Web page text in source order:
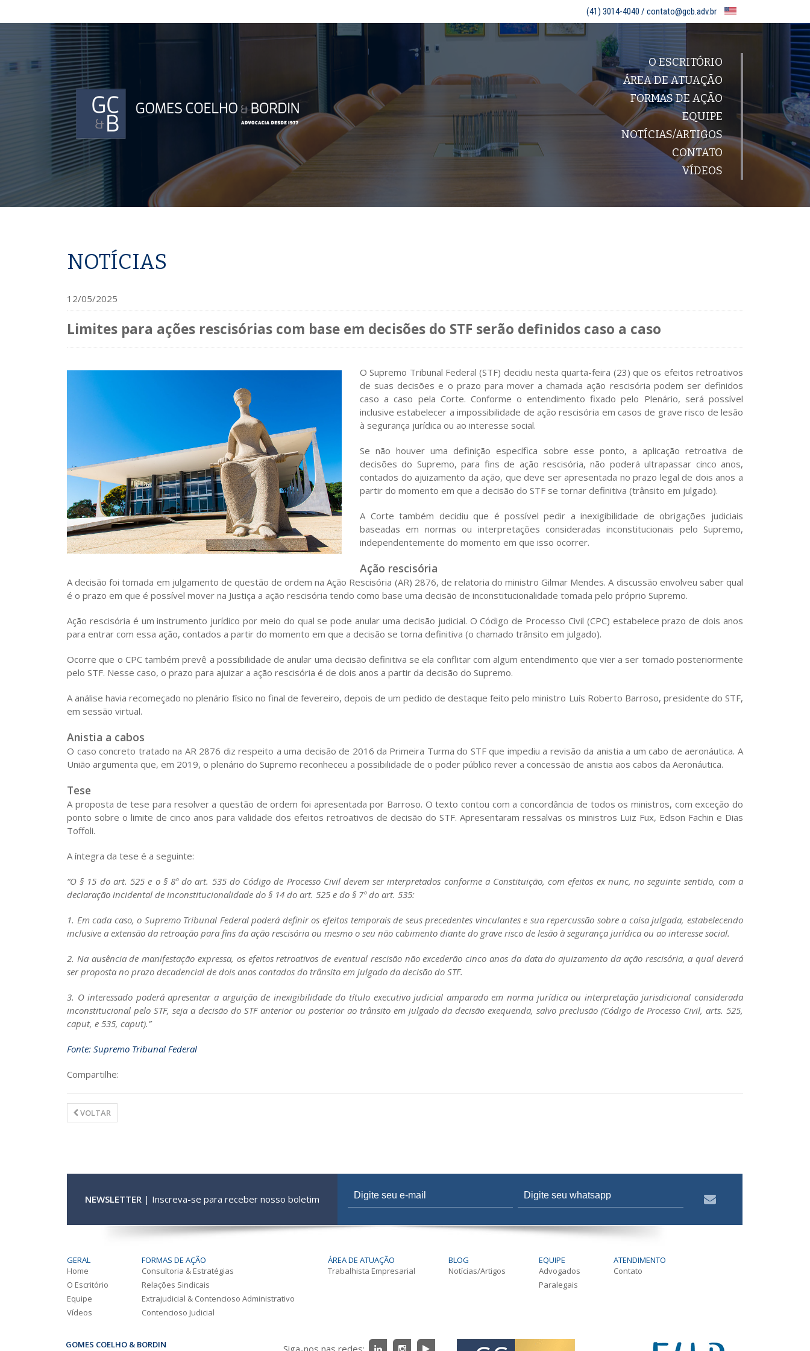
(41) 3014-4040 / contato@gcb.adv.br
O ESCRITÓRIO
ÁREA DE ATUAÇÃO
FORMAS DE AÇÃO
EQUIPE
NOTÍCIAS/ARTIGOS
CONTATO
VÍDEOS
NOTÍCIAS
12/05/2025
Limites para ações rescisórias com base em decisões do STF serão definidos caso a caso
O Supremo Tribunal Federal (STF) decidiu nesta quarta-feira (23) que os efeitos retroativos
de suas decisões e o prazo para mover a chamada ação rescisória podem ser definidos
caso a caso pela Corte. Conforme o entendimento fixado pelo Plenário, será possível
inclusive estabelecer a impossibilidade de ação rescisória em casos de grave risco de lesão
à segurança jurídica ou ao interesse social.
Se não houver uma definição específica sobre esse ponto, a aplicação retroativa de
decisões do Supremo, para fins de ação rescisória, não poderá ultrapassar cinco anos,
contados do ajuizamento da ação, que deve ser apresentada no prazo legal de dois anos a
partir do momento em que a decisão do STF se tornar definitiva (trânsito em julgado).
A Corte também decidiu que é possível pedir a inexigibilidade de obrigações judiciais
baseadas em normas ou interpretações consideradas inconstitucionais pelo Supremo,
independentemente do momento em que isso ocorrer.
Ação rescisória
A decisão foi tomada em julgamento de questão de ordem na Ação Rescisória (AR) 2876, de relatoria do ministro Gilmar Mendes. A discussão envolveu saber qual
é o prazo em que é possível mover na Justiça a ação rescisória tendo como base uma decisão de inconstitucionalidade tomada pelo próprio Supremo.
Ação rescisória é um instrumento jurídico por meio do qual se pode anular uma decisão judicial. O Código de Processo Civil (CPC) estabelece prazo de dois anos
para entrar com essa ação, contados a partir do momento em que a decisão se torna definitiva (o chamado trânsito em julgado).
Ocorre que o CPC também prevê a possibilidade de anular uma decisão definitiva se ela conflitar com algum entendimento que vier a ser tomado posteriormente
pelo STF. Nesse caso, o prazo para ajuizar a ação rescisória é de dois anos a partir da decisão do Supremo.
A análise havia recomeçado no plenário físico no final de fevereiro, depois de um pedido de destaque feito pelo ministro Luís Roberto Barroso, presidente do STF,
em sessão virtual.
Anistia a cabos
O caso concreto tratado na AR 2876 diz respeito a uma decisão de 2016 da Primeira Turma do STF que impediu a revisão da anistia a um cabo de aeronáutica. A
União argumenta que, em 2019, o plenário do Supremo reconheceu a possibilidade de o poder público rever a concessão de anistia aos cabos da Aeronáutica.
Tese
A proposta de tese para resolver a questão de ordem foi apresentada por Barroso. O texto contou com a concordância de todos os ministros, com exceção do
ponto sobre o limite de cinco anos para validade dos efeitos retroativos de decisão do STF. Apresentaram ressalvas os ministros Luiz Fux, Edson Fachin e Dias
Toffoli.
A íntegra da tese é a seguinte:
“O § 15 do art. 525 e o § 8º do art. 535 do Código de Processo Civil devem ser interpretados conforme a Constituição, com efeitos ex nunc, no seguinte sentido, com a
declaração incidental de inconstitucionalidade do § 14 do art. 525 e do § 7º do art. 535:
1. Em cada caso, o Supremo Tribunal Federal poderá definir os efeitos temporais de seus precedentes vinculantes e sua repercussão sobre a coisa julgada, estabelecendo
inclusive a extensão da retroação para fins da ação rescisória ou mesmo o seu não cabimento diante do grave risco de lesão à segurança jurídica ou ao interesse social.
2. Na ausência de manifestação expressa, os efeitos retroativos de eventual rescisão não excederão cinco anos da data do ajuizamento da ação rescisória, a qual deverá
ser proposta no prazo decadencial de dois anos contados do trânsito em julgado da decisão do STF.
3. O interessado poderá apresentar a arguição de inexigibilidade do título executivo judicial amparado em norma jurídica ou interpretação jurisdicional considerada
inconstitucional pelo STF, seja a decisão do STF anterior ou posterior ao trânsito em julgado da decisão exequenda, salvo preclusão (Código de Processo Civil, arts. 525,
caput, e 535, caput).”
Fonte: Supremo Tribunal Federal
Compartilhe:
VOLTAR
NEWSLETTER | Inscreva-se para receber nosso boletim
GERAL
Home
O Escritório
Equipe
Vídeos
FORMAS DE AÇÃO
Consultoria & Estratégias
Relações Sindicais
Extrajudicial & Contencioso Administrativo
Contencioso Judicial
ÁREA DE ATUAÇÃO
Trabalhista Empresarial
BLOG
Notícias/Artigos
EQUIPE
Advogados
Paralegais
ATENDIMENTO
Contato
GOMES COELHO & BORDIN